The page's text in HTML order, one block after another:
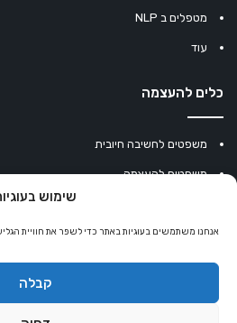
שימוש
אנחנו משתמשים בעוגיות באתר כדי לשפר את חוויית
קבלה
מטפלים ב NLP
עוד
כלים להעצמה
משפטים לחשיבה חיובית
משפטים להעצמה
מחשבון נומרולוגיה
קריסטלים למזלות